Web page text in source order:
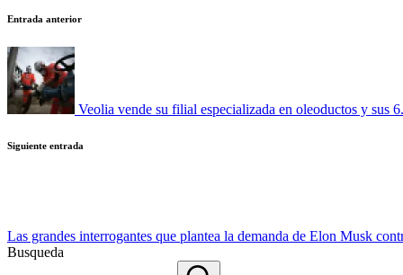
Navegación
de
entradas
Entrada anterior
Veolia vende su filial especializada en oleoductos y sus
Siguiente entrada
Las grandes interrogantes que plantea la demanda de Elon Musk
Busqueda